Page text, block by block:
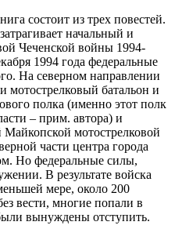
состоит из трех повестей.
начальный и
Чеченской войны 1994-
1994 года федеральные
На северном направлении
мотострелковый батальон и
полка (именно этот полк
– прим. автора) и
Майкопской мотострелковой
части центра города
Но федеральные силы,
В результате войска
мере, около 200
вести, многие попали в
вынуждены отступить.